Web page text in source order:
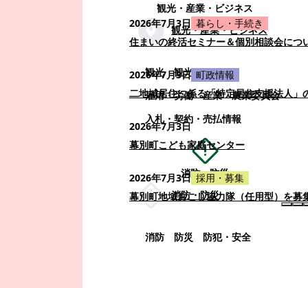
観光・産業・ビジネス
観光・産業・ビジネス
観光
観光・イベント
雇用・労働
産業
農業委員会
入札・契約・売払情報
消防・防災
消防・防災
消防 防災 防犯・安全
2026年7月3日 暮らし・手続き
住まいの終活セミナー＆個別相談会につ
2026年7月3日 町政情報
二地域居住に係る「特定居住支援法人」
2026年7月3日
幕別町こども家庭センター
2026年7月3日 採用・募集
幕別町地域おこし協力隊（任用型）を募